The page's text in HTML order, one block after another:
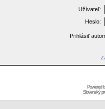
Užívateľ:
Heslo:
Prihlásiť
Powered
Slovenský